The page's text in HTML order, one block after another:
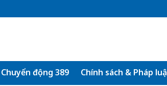
Chuyển động 389 Chính sách & Pháp